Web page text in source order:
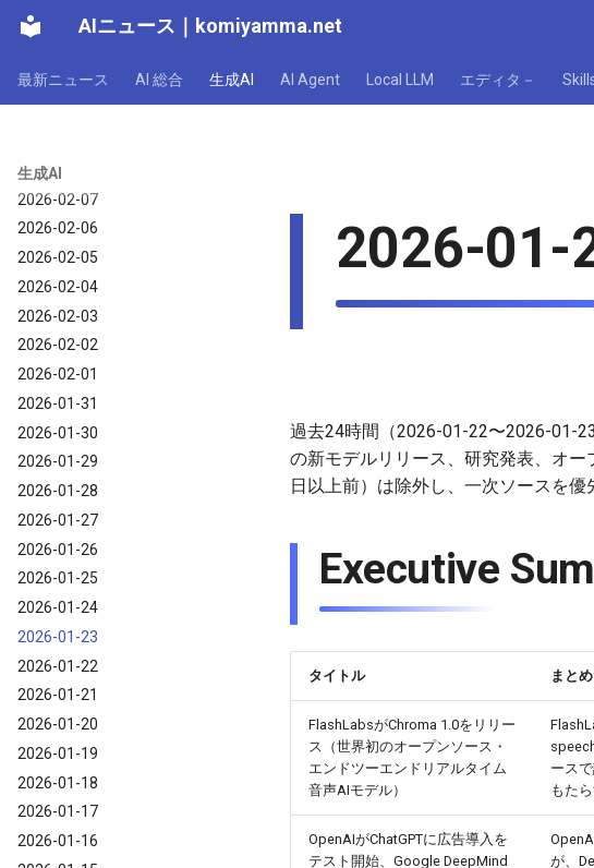
AIニュース komiyamma.net
最新ニュース AI 総合 生成AI AI Agent Local LLM エディタ－
生成AI
2026-02-13
2026-02-11
2026-02-08
2026-02-07
2026-02-06
2026-02-05
2026-02-04
2026-02-03
2026-02-02
2026-02-01
2026-01-31
2026-01-30
2026-01-29
2026-01-28
2026-01-27
2026-01-26
2026-01-25
2026-01-24
2026-01-23
2026-01-22
2026-01-21
2026-01-20
2026-01-19
2026-01-18
2026-01-17
2026-01-16
2026-01-
過去24時間（2026-01-22〜2026-01-
の新モデルリリース、研究発表、オ
日以上前）は除外し、一次ソースを優
Executive
タイトル まと
FlashLabsがChroma 1.0をリリー
ス（世界初のオープンソース・
エンドツーエンドリアルタイム
音声AIモデル）
ース
もた
OpenAIがChatGPTに広告導入を
テスト開始、Google DeepMind
が、